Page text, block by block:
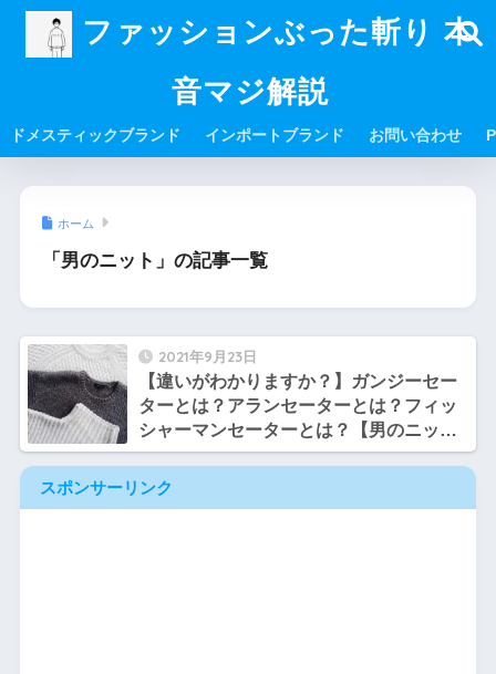
ファッションぶった斬り 本
音マジ解説
ドメスティックブランド インポートブランド お問い合わせ
ホーム
「男のニット」の記事一覧
2021年9月23日
【違いがわかりますか？】ガンジーセー
ターとは？アランセーターとは？フィッ
シャーマンセーターとは？【男のニット
まとめ】
スポンサーリンク